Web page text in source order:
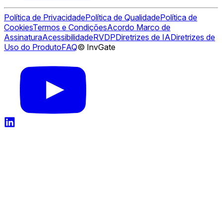
Política de PrivacidadePolítica de QualidadePolítica de
CookiesTermos e CondiçõesAcordo Marco de
AssinaturaAcessibilidadeRVDPDiretrizes de IADiretrizes de
Uso do ProdutoFAQ© InvGate